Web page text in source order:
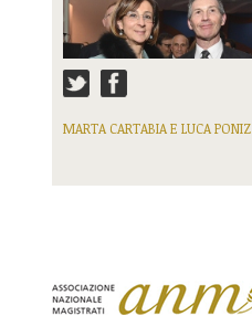
MARTA CARTABIA E LUCA PONIZ